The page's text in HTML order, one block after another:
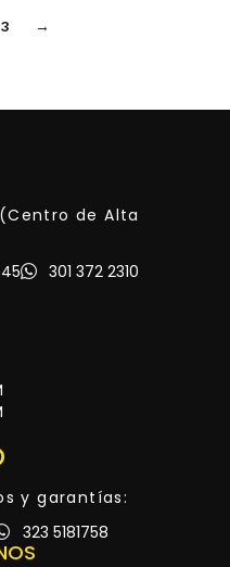
3 →
de Alta
301 372 2310
y garantías:
323 5181758